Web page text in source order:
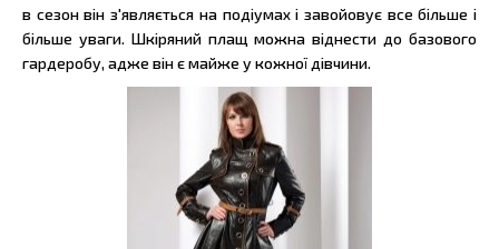
в сезон він з'являється на подіумах і завойовує все більше і
більше уваги. Шкіряний плащ можна віднести до базового
гардеробу, адже він є майже у кожної дівчини.